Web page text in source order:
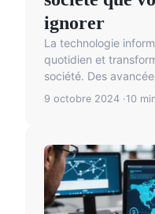
ignorer
La technologie
quotidien et
société. Des
9 octobre 2024 10